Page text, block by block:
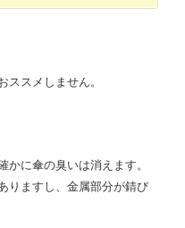
ススメしません。
に傘の臭いは消えます。
りますし、金属部分が錆び